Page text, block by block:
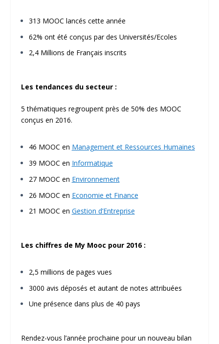
313 MOOC lancés cette année
62% ont été conçus par des Universités/Ecoles
2,4 Millions de Français inscrits
Les tendances du secteur :
5 thématiques regroupent près de 50% des MOOC
conçus en 2016.
46 MOOC en Management et Ressources Humaines
39 MOOC en Informatique
27 MOOC en Environnement
26 MOOC en Economie et Finance
21 MOOC en Gestion d’Entreprise
Les chiffres de My Mooc pour 2016 :
2,5 millions de pages vues
3000 avis déposés et autant de notes attribuées
Une présence dans plus de 40 pays
Rendez-vous l’année prochaine pour un nouveau bilan